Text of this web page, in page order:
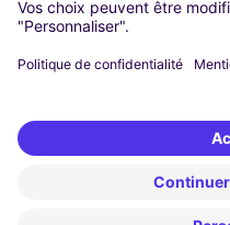
Berlin
Düsseldorf